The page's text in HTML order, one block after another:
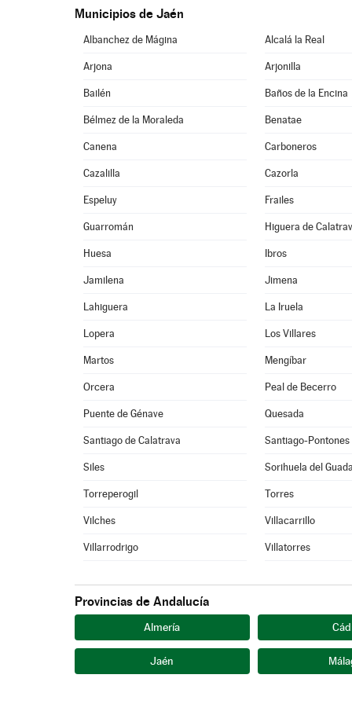
Municipios de Jaén
Albanchez de Mágina Alcalá la Real
Arjona Arjonilla
Bailén Baños de la Encina
Bélmez de la Moraleda Benatae
Canena Carboneros
Cazalilla Cazorla
Espeluy Frailes
Guarromán Higuera de
Huesa Ibros
Jamilena Jimena
Lahiguera La Iruela
Lopera Los Villares
Martos Mengíbar
Orcera Peal de Becerro
Puente de Génave Quesada
Santiago de Calatrava Santiago-Pontones
Siles Sorihuela del
Torreperogil Torres
Vilches Villacarrillo
Villarrodrigo Villatorres
Provincias de Andalucía
Almería
Jaén